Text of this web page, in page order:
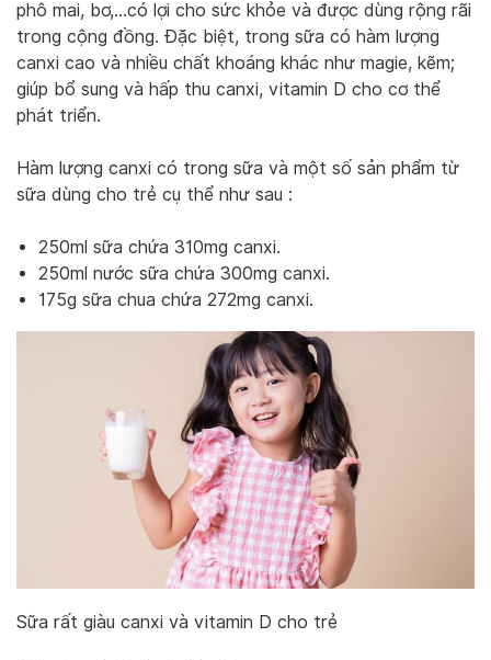
phô mai, bơ,…có lợi cho sức khỏe và được dùng rộng rãi
trong cộng đồng. Đặc biệt, trong sữa có hàm lượng
canxi cao và nhiều chất khoáng khác như magie, kẽm;
giúp bổ sung và hấp thu canxi, vitamin D cho cơ thể
phát triển.
Hàm lượng canxi có trong sữa và một số sản phẩm từ
sữa dùng cho trẻ cụ thể như sau :
250ml sữa chứa 310mg canxi.
250ml nước sữa chứa 300mg canxi.
175g sữa chua chứa 272mg canxi.
Sữa rất giàu canxi và vitamin D cho trẻ